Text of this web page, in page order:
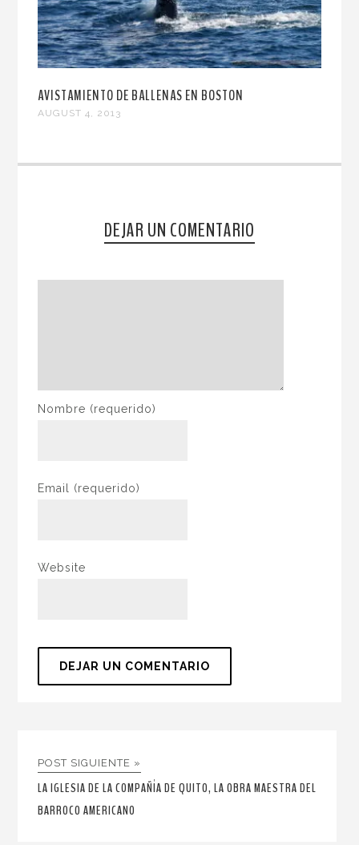
AVISTAMIENTO DE BALLENAS EN BOSTON
AUGUST 4, 2013
DEJAR UN COMENTARIO
Nombre (requerido)
Email (requerido)
Website
POST SIGUIENTE »
LA IGLESIA DE LA COMPAÑÍA DE QUITO, LA OBRA MAESTRA DEL
BARROCO AMERICANO